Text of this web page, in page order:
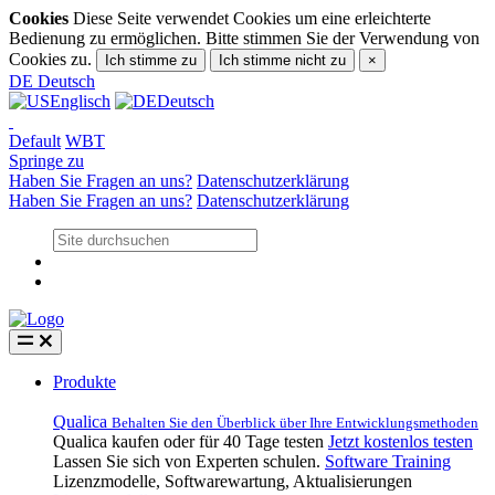
Cookies Diese Seite verwendet Cookies um eine erleichterte
Bedienung zu ermöglichen. Bitte stimmen Sie der Verwendung von
Cookies zu.
Ich stimme zu Ich stimme nicht zu ×
DE Deutsch
Englisch
Deutsch
Default WBT
Springe zu
Haben Sie Fragen an uns? Datenschutzerklärung
Haben Sie Fragen an uns? Datenschutzerklärung
Produkte
Qualica Behalten Sie den Überblick über Ihre Entwicklungsmethoden
Qualica kaufen oder für 40 Tage testen Jetzt kostenlos testen
Lassen Sie sich von Experten schulen. Software Training
Lizenzmodelle, Softwarewartung, Aktualisierungen